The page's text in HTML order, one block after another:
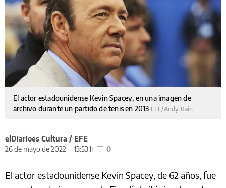
El actor estadounidense Kevin Spacey, en una imagen de
archivo durante un partido de tenis en 2013 EFE/Andy Rain
elDiarioes Cultura / EFE
26 de mayo de 2022
13:53 h 0
El actor estadounidense Kevin Spacey, de 62 años, fue